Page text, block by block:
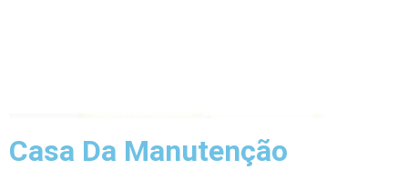
Casa Da Manutenção